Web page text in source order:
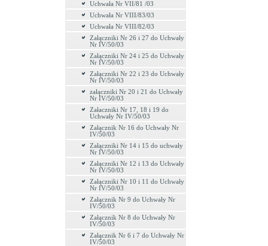
Uchwała Nr VII/81 /03
Uchwała Nr VIII/83/03
Uchwała Nr VIII/82/03
Załączniki Nr 26 i 27 do Uchwały
Nr IV/50/03
Załączniki Nr 24 i 25 do Uchwały
Nr IV/50/03
Załączniki Nr 22 i 23 do Uchwały
Nr IV/50/03
załączniki Nr 20 i 21 do Uchwały
Nr IV/50/03
Załaczniki Nr 17, 18 i 19 do
Uchwały Nr IV/50/03
Załącznik Nr 16 do Uchwały Nr
IV/50/03
Załączniki Nr 14 i 15 do uchwały
Nr IV/50/03
Załączniki Nr 12 i 13 do Uchwały
Nr IV/50/03
Załączniki Nr 10 i 11 do Uchwały
Nr IV/50/03
Załącznik Nr 9 do Uchwały Nr
IV/50/03
Załącznik Nr 8 do Uchwały Nr
IV/50/03
Załącznik Nr 6 i 7 do Uchwały Nr
IV/50/03